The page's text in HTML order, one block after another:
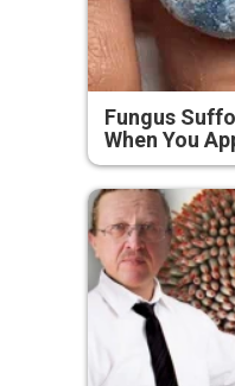
Fungus
When You